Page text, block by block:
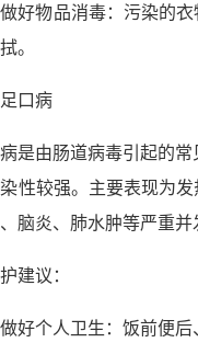
做好物品消毒：污染的
。
口病
是由肠道病毒引起的
性较强。主要表现为
脑炎、肺水肿等严重并
建议：
做好个人卫生：饭前便